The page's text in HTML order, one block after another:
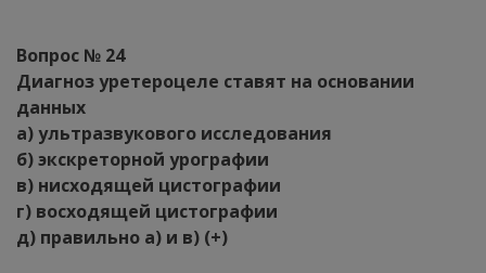
Вопрос № 24
Диагноз уретероцеле ставят на основании
данных
а) ультразвукового исследования
б) экскреторной урографии
в) нисходящей цистографии
г) восходящей цистографии
д) правильно а) и в) (+)